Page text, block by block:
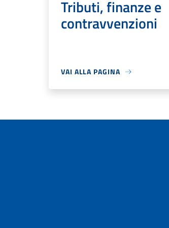
Tributi, finanze e
contravvenzioni
VAI ALLA PAGINA